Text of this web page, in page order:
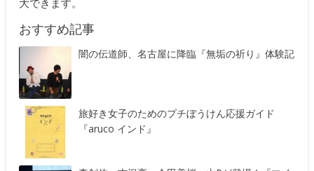
大できます。
おすすめ記事
闇の伝道師、名古屋に降臨『無垢の祈り』体験記
旅好き女子のためのプチぼうけん応援ガイド
『aruco インド』